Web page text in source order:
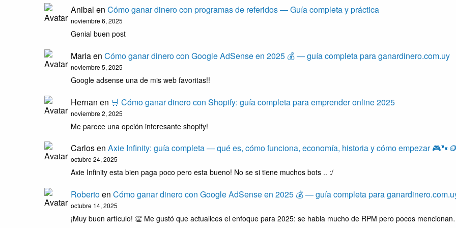
Anibal en Cómo ganar dinero con programas de referidos — Guía completa y práctica
noviembre 6, 2025
Genial buen post
Mariaen Cómo ganar dinero con Google AdSense en 2025 💰 — guía completa para ganardinero.com.uy
noviembre 5, 2025
Google adsense una de mis web favoritas!!
Hernan en 🛒 Cómo ganar dinero con Shopify: guía completa para emprender online 2025
noviembre 2, 2025
Me parece una opción interesante shopify!
Carlosen Axie Infinity: guía completa — qué es, cómo funciona, economía, historia y cómo empezar 🎮🐾🪙
octubre 24, 2025
Axie Infinity esta bien paga poco pero esta bueno! No se si tiene muchos bots .. :/
Robertoen Cómo ganar dinero con Google AdSense en 2025 💰 — guía completa para
octubre 14, 2025
¡Muy buen artículo! 👏 Me gustó que actualices el enfoque para 2025: se habla mucho de RPM pero pocos